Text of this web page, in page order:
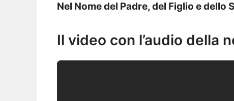
Nel Nome del Padre, del Figlio e dello
Il video con l’audio della